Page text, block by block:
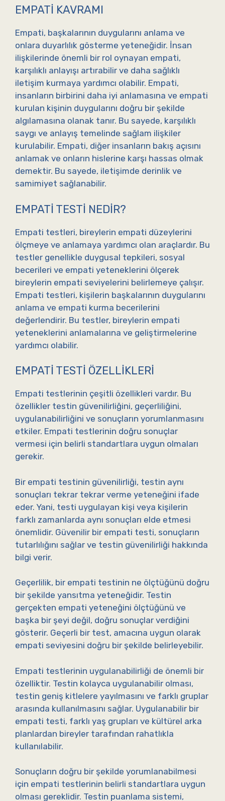
EMPATI KAVRAMI
Empati, başkalarının duygularını anlama ve
onlara duyarlılık gösterme yeteneğidir. İnsan
ilişkilerinde önemli bir rol oynayan empati,
karşılıklı anlayışı artırabilir ve daha sağlıklı
iletişim kurmaya yardımcı olabilir. Empati,
insanların birbirini daha iyi anlamasına ve empati
kurulan kişinin duygularını doğru bir şekilde
algılamasına olanak tanır. Bu sayede, karşılıklı
saygı ve anlayış temelinde sağlam ilişkiler
kurulabilir. Empati, diğer insanların bakış açısını
anlamak ve onların hislerine karşı hassas olmak
demektir. Bu sayede, iletişimde derinlik ve
samimiyet sağlanabilir.
EMPATI TESTI NEDIR?
Empati testleri, bireylerin empati düzeylerini
ölçmeye ve anlamaya yardımcı olan araçlardır. Bu
testler genellikle duygusal tepkileri, sosyal
becerileri ve empati yeteneklerini ölçerek
bireylerin empati seviyelerini belirlemeye çalışır.
Empati testleri, kişilerin başkalarının duygularını
anlama ve empati kurma becerilerini
değerlendirir. Bu testler, bireylerin empati
yeteneklerini anlamalarına ve geliştirmelerine
yardımcı olabilir.
EMPATI TESTI ÖZELLIKLERI
Empati testlerinin çeşitli özellikleri vardır. Bu
özellikler testin güvenilirliğini, geçerliliğini,
uygulanabilirliğini ve sonuçların yorumlanmasını
etkiler. Empati testlerinin doğru sonuçlar
vermesi için belirli standartlara uygun olmaları
gerekir.
Bir empati testinin güvenilirliği, testin aynı
sonuçları tekrar tekrar verme yeteneğini ifade
eder. Yani, testi uygulayan kişi veya kişilerin
farklı zamanlarda aynı sonuçları elde etmesi
önemlidir. Güvenilir bir empati testi, sonuçların
tutarlılığını sağlar ve testin güvenilirliği hakkında
bilgi verir.
Geçerlilik, bir empati testinin ne ölçtüğünü doğru
bir şekilde yansıtma yeteneğidir. Testin
gerçekten empati yeteneğini ölçtüğünü ve
başka bir şeyi değil, doğru sonuçlar verdiğini
gösterir. Geçerli bir test, amacına uygun olarak
empati seviyesini doğru bir şekilde belirleyebilir.
Empati testlerinin uygulanabilirliği de önemli bir
özelliktir. Testin kolayca uygulanabilir olması,
testin geniş kitlelere yayılmasını ve farklı gruplar
arasında kullanılmasını sağlar. Uygulanabilir bir
empati testi, farklı yaş grupları ve kültürel arka
planlardan bireyler tarafından rahatlıkla
kullanılabilir.
Sonuçların doğru bir şekilde yorumlanabilmesi
için empati testlerinin belirli standartlara uygun
olması gereklidir. Testin puanlama sistemi,